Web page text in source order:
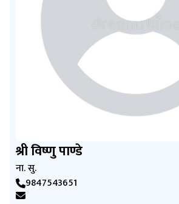
श्री विष्णु पाण्डे
ना. सु.
9847543651